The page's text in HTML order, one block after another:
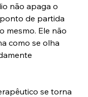
não apaga o
de partida
mesmo. Ele não
como se olha
se torna